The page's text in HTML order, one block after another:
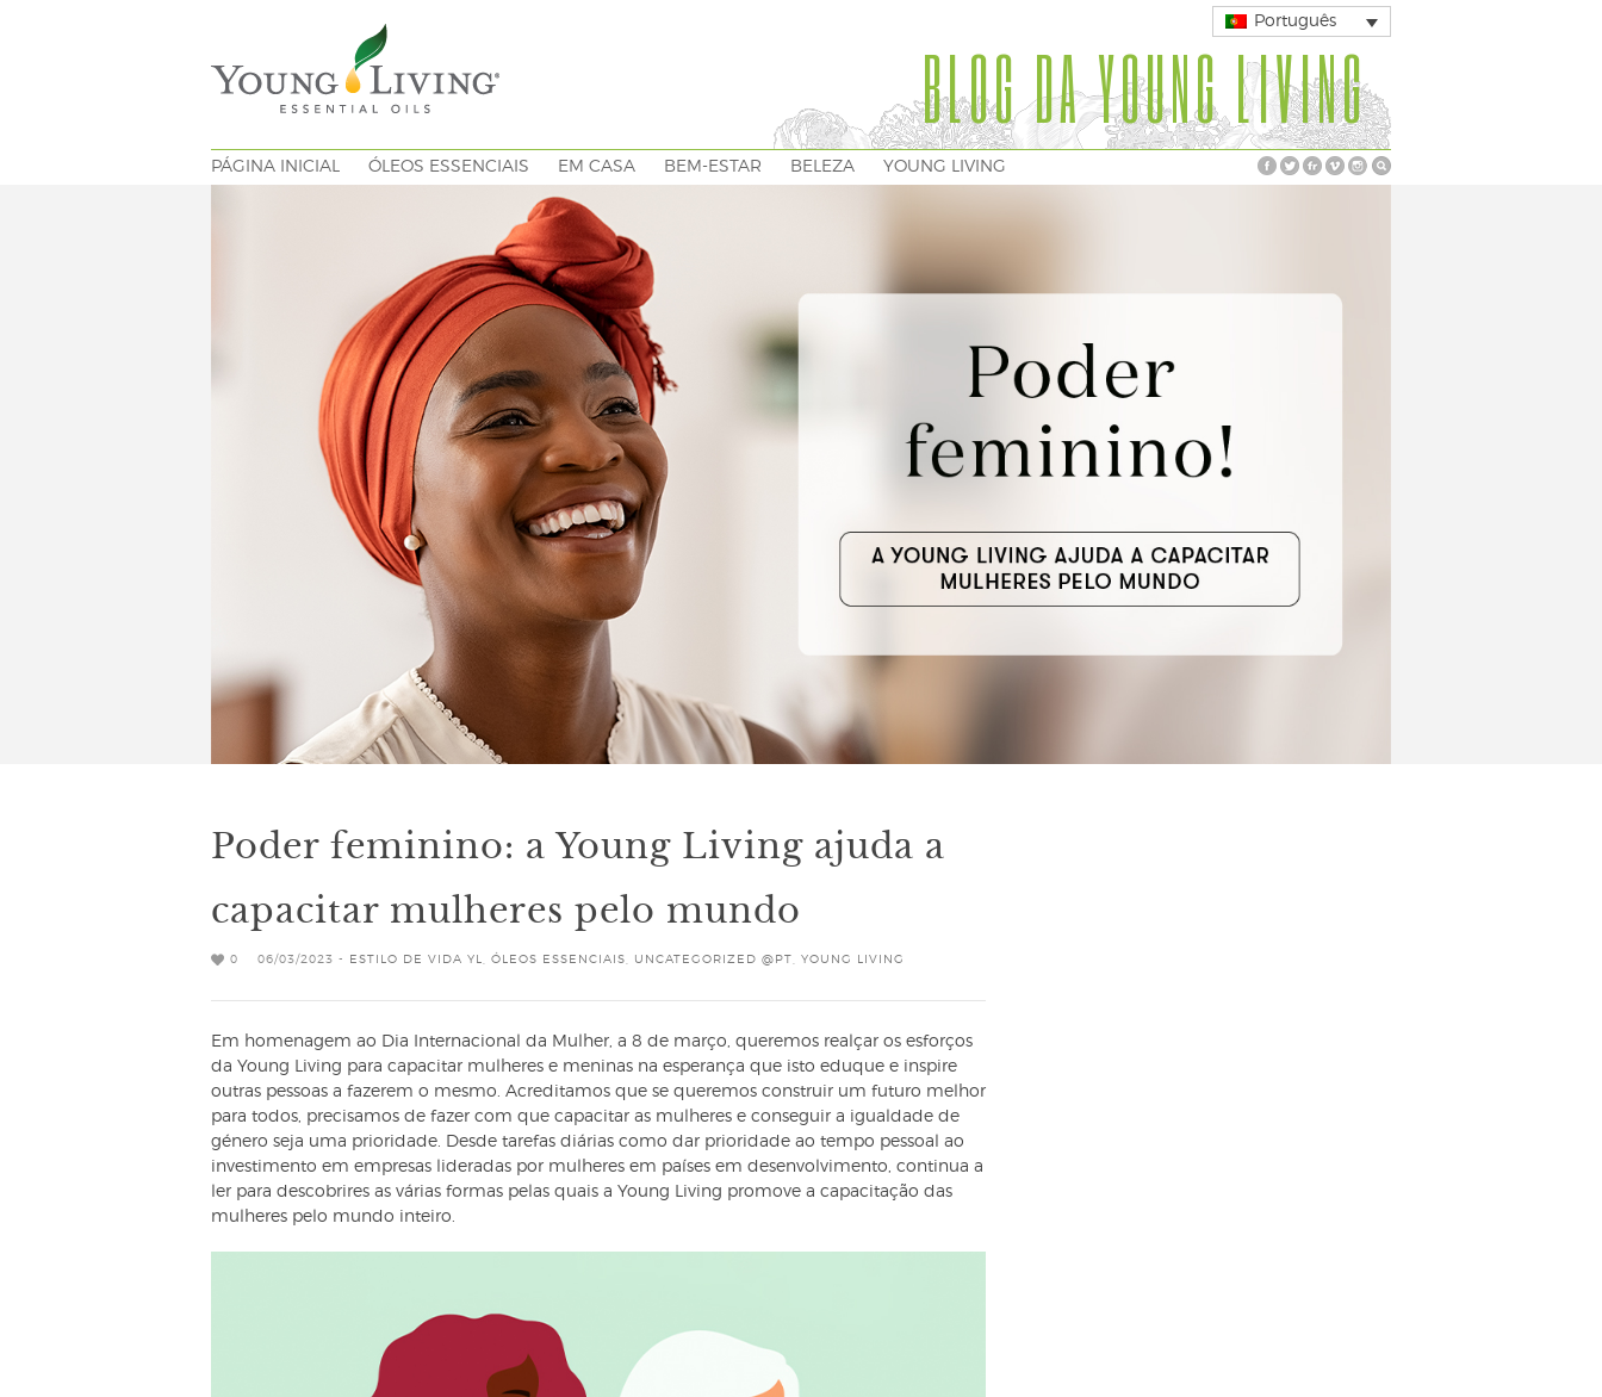
Português
BLOG DA YOUNG LIVING
PÁGINA INICIAL ÓLEOS ESSENCIAIS EM CASA BEM-ESTAR BELEZA YOUNG LIVING
Poder feminino: a Young Living ajuda a
capacitar mulheres pelo mundo
0 06/03/2023 - ESTILO DE VIDA YL ÓLEOS ESSENCIAIS UNCATEGORIZED @PT YOUNG LIVING
Em homenagem ao Dia Internacional da Mulher, a 8 de março, queremos realçar os esforços
da Young Living para capacitar mulheres e meninas na esperança que isto eduque e inspire
outras pessoas a fazerem o mesmo. Acreditamos que se queremos construir um futuro melhor
para todos, precisamos de fazer com que capacitar as mulheres e conseguir a igualdade de
género seja uma prioridade. Desde tarefas diárias como dar prioridade ao tempo pessoal ao
investimento em empresas lideradas por mulheres em países em desenvolvimento, continua a
ler para descobrires as várias formas pelas quais a Young Living promove a capacitação das
mulheres pelo mundo inteiro.